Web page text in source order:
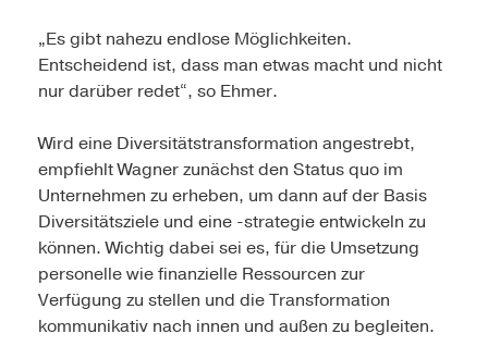
„Es gibt nahezu endlose Möglichkeiten.
Entscheidend ist, dass man etwas macht und nicht
nur darüber redet“, so Ehmer.
Wird eine Diversitätstransformation angestrebt,
empfiehlt Wagner zunächst den Status quo im
Unternehmen zu erheben, um dann auf der Basis
Diversitätsziele und eine -strategie entwickeln zu
können. Wichtig dabei sei es, für die Umsetzung
personelle wie finanzielle Ressourcen zur
Verfügung zu stellen und die Transformation
kommunikativ nach innen und außen zu begleiten.